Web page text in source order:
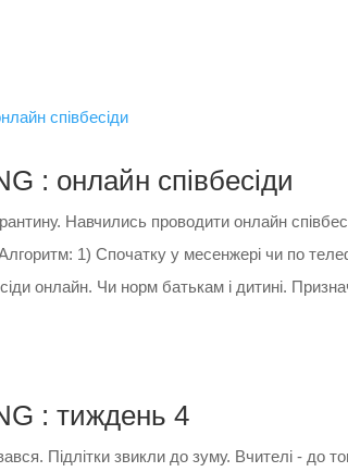
: онлайн співбесіди
Навчились проводити онлайн
1) Спочатку у месенжері чи по
онлайн. Чи норм батькам і дитині.
: тиждень 4
Підлітки звикли до зуму. Вчителі - до